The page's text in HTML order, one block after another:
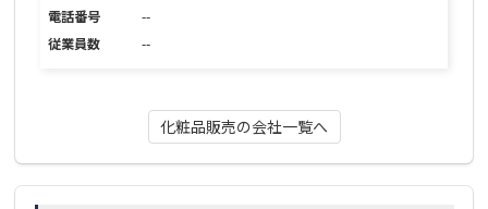
電話番号
--
従業員数
--
化粧品販売の会社一覧へ